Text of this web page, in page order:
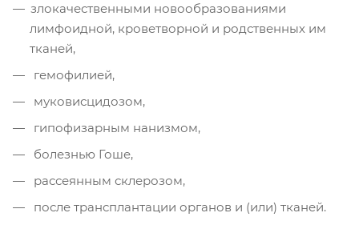
злокачественными новообразованиями
лимфоидной, кроветворной и родственных им
тканей,
гемофилией,
муковисцидозом,
гипофизарным нанизмом,
болезнью Гоше,
рассеянным склерозом,
после трансплантации органов и (или) тканей.